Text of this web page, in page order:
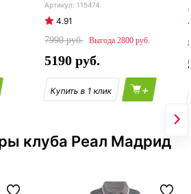
115474
4.91
7990
2800
5190
+
клуба Реал Мадрид